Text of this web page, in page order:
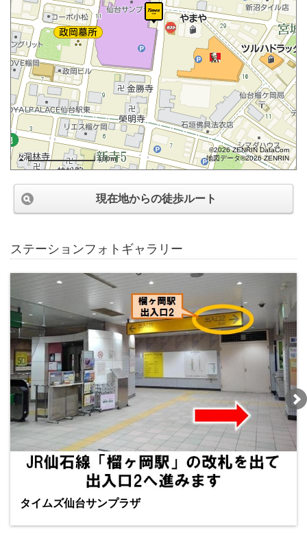
100m
©2026 ZENRIN DataCom
地図データ©2026 ZENRIN
現在地からの徒歩ルート
ステーションフォトギャラリー
タイムズ仙台サンプラザ